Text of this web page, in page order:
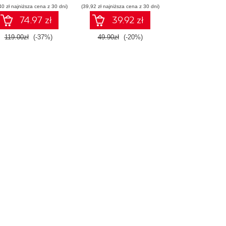
zł najniższa cena z 30 dni)
74.97 zł
119.00zł (-37%)
(39,92 zł najniższa cena z 30 dni)
39.92 zł
49.90zł (-20%)